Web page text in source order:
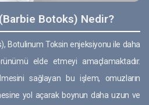
Botoks) Nedir?
Botulinum Toksin enjeksiyonu ile daha
elde etmeyi amaçlamaktadır.
sağlayan bu işlem, omuzların
yol açarak boynun daha uzun ve